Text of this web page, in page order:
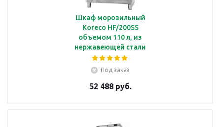
Шкаф морозильный
Koreco HF/200SS
объемом 110 л, из
нержавеющей стали
Под заказ
52 488 руб.